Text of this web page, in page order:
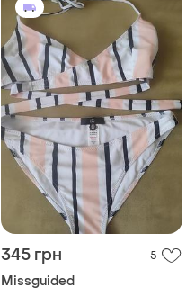
345 грн 5
Missguided